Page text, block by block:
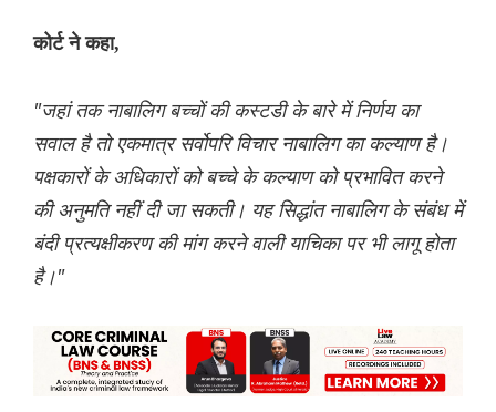
कोर्ट ने कहा,
"जहां तक ​​नाबालिग बच्चों की कस्टडी के बारे में निर्णय का
सवाल है तो एकमात्र सर्वोपरि विचार नाबालिग का कल्याण है।
पक्षकारों के अधिकारों को बच्चे के कल्याण को प्रभावित करने
की अनुमति नहीं दी जा सकती। यह सिद्धांत नाबालिग के संबंध में
बंदी प्रत्यक्षीकरण की मांग करने वाली याचिका पर भी लागू होता
है।"